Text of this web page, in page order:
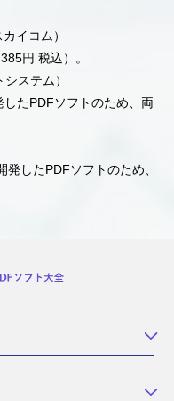
イコム）
円 税込）。
ステム）
たPDFソフトのため、両
したPDFソフトのため、